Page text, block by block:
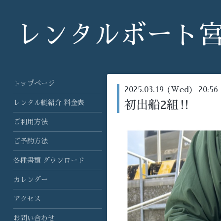
レンタルボート
2025.03.19 (Wed) 20:56
初出船2組‼️
トップページ
レンタル艇紹介 料金表
ご利用方法
ご予約方法
各種書類 ダウンロード
カレンダー
アクセス
お問い合わせ